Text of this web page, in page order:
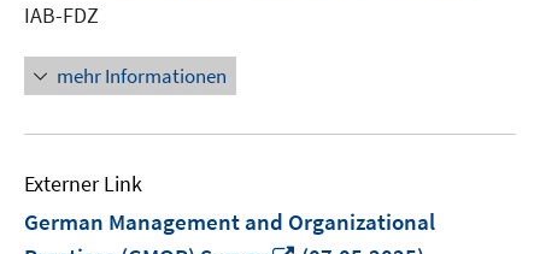
IAB-FDZ
mehr Informationen
Externer Link
German Management and Organizational